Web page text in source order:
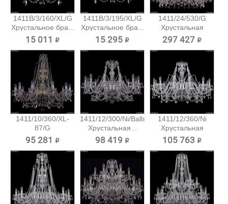
1411B/3/160/XL/G
Хрустальное бра...
15 011 ₽
1411B/3/195/XL/G
Хрустальное бра...
15 295 ₽
1411/24/530/G
Хрустальная
подвесная...
297 427 ₽
1411/10/360/XL-
87/G
Хрустальная...
95 281 ₽
1411/12/300/Ni/Balls
Хрустальная...
98 419 ₽
1411/12/360/Ni
Хрустальная
подвесная...
105 763 ₽